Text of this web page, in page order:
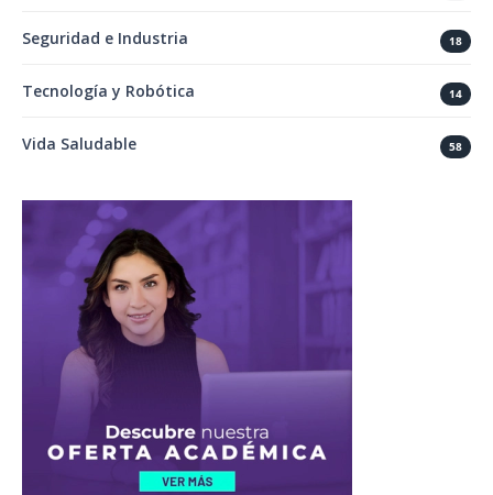
Seguridad e Industria 18
Tecnología y Robótica 14
Vida Saludable 58